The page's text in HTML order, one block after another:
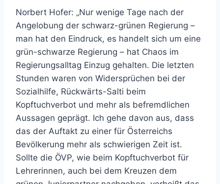
Norbert Hofer: „Nur wenige Tage nach der
Angelobung der schwarz-grünen Regierung –
man hat den Eindruck, es handelt sich um eine
grün-schwarze Regierung – hat Chaos im
Regierungsalltag Einzug gehalten. Die letzten
Stunden waren von Widersprüchen bei der
Sozialhilfe, Rückwärts-Salti beim
Kopftuchverbot und mehr als befremdlichen
Aussagen geprägt. Ich gehe davon aus, dass
das der Auftakt zu einer für Österreichs
Bevölkerung mehr als schwierigen Zeit ist.
Sollte die ÖVP, wie beim Kopftuchverbot für
Lehrerinnen, auch bei dem Kreuzen dem